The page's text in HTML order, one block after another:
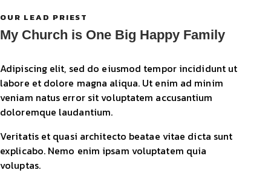
OUR LEAD PRIEST
My Church is One Big Happy Family
Adipiscing elit, sed do eiusmod tempor incididunt ut
labore et dolore magna aliqua. Ut enim ad minim
veniam natus error sit voluptatem accusantium
doloremque laudantium.
Veritatis et quasi architecto beatae vitae dicta sunt
explicabo. Nemo enim ipsam voluptatem quia
voluptas.